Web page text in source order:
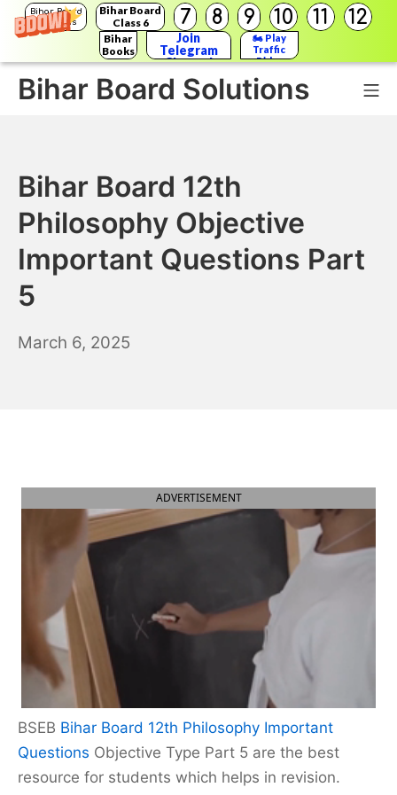
Bihar Board
Solutions
Bihar Board
Class 6
7 8 9 10 11 12
Bihar
Books
Join
Telegram
Channel
🏍️ Play
Traffic
Rider
content
Bihar Board Solutions
Bihar Board 12th
Philosophy Objective
Important Questions Part
5
March 6, 2025
ADVERTISEMENT
BSEB Bihar Board 12th Philosophy Important
Questions Objective Type Part 5 are the best
resource for students which helps in revision.